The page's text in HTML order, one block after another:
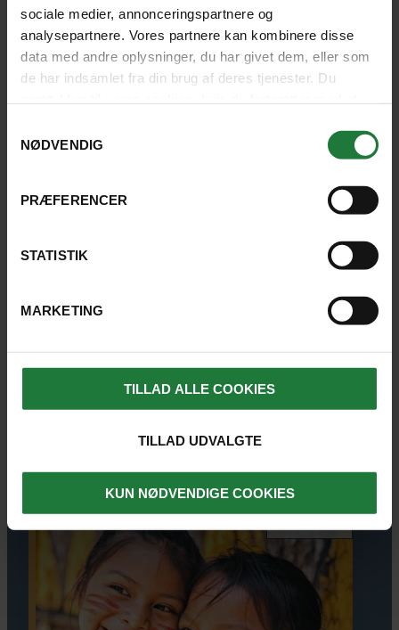
sociale medier, annonceringspartnere og
analysepartnere. Vores partnere kan kombinere disse
data med andre oplysninger, du har givet dem, eller som
de har indsamlet fra din brug af deres tjenester. Du
NØDVENDIG
PRÆFERENCER
STATISTIK
MARKETING
TILLAD ALLE COOKIES
TILLAD UDVALGTE
KUN NØDVENDIGE COOKIES
fungerede rigtig fint; hoteller, fly,
udflugter mv. Vi har været rigtigt
tilfredse med vejledning før rejsen, og
REJSER, HVOR UDFLUGTEN ER